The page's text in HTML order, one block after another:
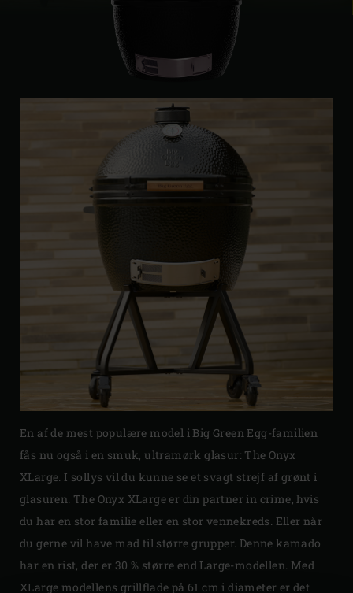
En af de mest populære model i Big Green Egg-familien
fås nu også i en smuk, ultramørk glasur: The Onyx
XLarge. I sollys vil du kunne se et svagt strejf af grønt i
glasuren. The Onyx XLarge er din partner in crime, hvis
du har en stor familie eller en stor vennekreds. Eller når
du gerne vil have mad til større grupper. Denne kamado
har en rist, der er 30 % større end Large-modellen. Med
XLarge modellens grillflade på 61 cm i diameter er det